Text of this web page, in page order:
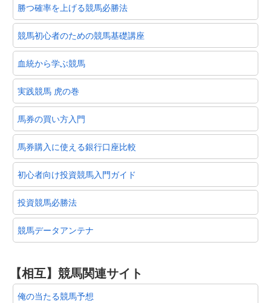
勝つ確率を上げる競馬必勝法
競馬初心者のための競馬基礎講座
血統から学ぶ競馬
実践競馬 虎の巻
馬券の買い方入門
馬券購入に使える銀行口座比較
初心者向け投資競馬入門ガイド
投資競馬必勝法
競馬データアンテナ
【相互】競馬関連サイト
俺の当たる競馬予想